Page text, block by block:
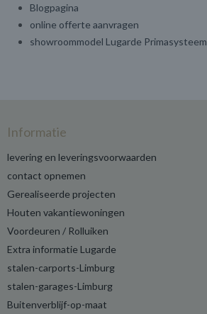
Blogpagina
online offerte aanvragen
showroommodel Lugarde Primasysteem
Informatie
levering en leveringsvoorwaarden
contact opnemen
Gerealiseerde projecten
Houten vakantiewoningen
Voordeuren / Rolluiken
Extra informatie Lugarde
stalen-carports-Limburg
stalen-garages-Limburg
Buitenverblijf-op-maat